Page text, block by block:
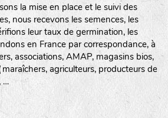
la mise en place et le suivi des
nous recevons les semences, les
leur taux de germination, les
en France par correspondance, à
associations, AMAP, magasins bios,
agriculteurs, producteurs de
…